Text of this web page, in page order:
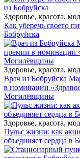
Здоровье, красота,
Как уберечь своего
Бобруйска
Здоровье, красота,
Врач из Бобруйска
в номинации
Могилёвщины
Здоровье, красота,
Пульс жизни: как
объединяет сердца в